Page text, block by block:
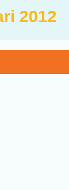
2012